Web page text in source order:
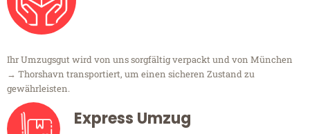
Ihr Umzugsgut wird von uns sorgfältig verpackt und von München
→ Thorshavn transportiert, um einen sicheren Zustand zu
gewährleisten.
Express Umzug